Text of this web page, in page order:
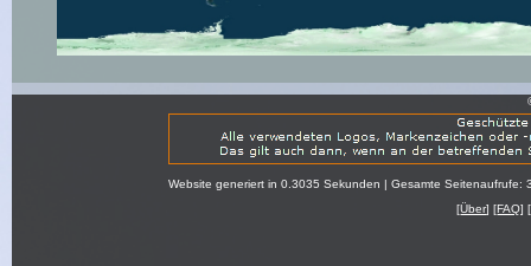
Website generiert in 0.3035 Sekunden | Gesamte
[Über] [FAQ] [